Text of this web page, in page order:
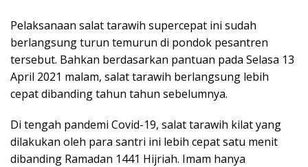
Pelaksanaan salat tarawih supercepat ini sudah
berlangsung turun temurun di pondok pesantren
tersebut. Bahkan berdasarkan pantuan pada Selasa 13
April 2021 malam, salat tarawih berlangsung lebih
cepat dibanding tahun tahun sebelumnya.
Di tengah pandemi Covid-19, salat tarawih kilat yang
dilakukan oleh para santri ini lebih cepat satu menit
dibanding Ramadan 1441 Hijriah. Imam hanya